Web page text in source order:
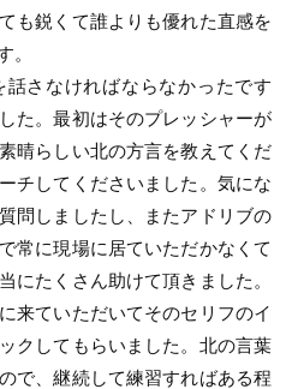
も鋭くて誰よりも優れた直感を
。
さなければならなかったです
た。最初はそのプレッシャーが
晴らしい北の方言を教えてくだ
チしてくださいました。気にな
問しましたし、またアドリブの
常に現場に居ていただかなくて
にたくさん助けて頂きました。
来ていただいてそのセリフのイ
クしてもらいました。北の言葉
で、継続して練習すればある程